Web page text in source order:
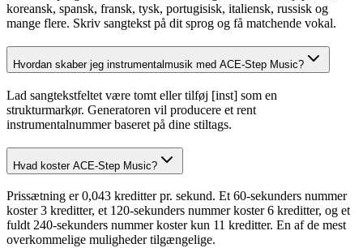
koreansk, spansk, fransk, tysk, portugisisk, italiensk, russisk og
mange flere. Skriv sangtekst på dit sprog og få matchende vokal.
Hvordan skaber jeg instrumentalmusik med ACE-Step Music?
Lad sangtekstfeltet være tomt eller tilføj [inst] som en
strukturmarkør. Generatoren vil producere et rent
instrumentalnummer baseret på dine stiltags.
Hvad koster ACE-Step Music?
Prissætning er 0,043 kreditter pr. sekund. Et 60-sekunders nummer
koster 3 kreditter, et 120-sekunders nummer koster 6 kreditter, og et
fuldt 240-sekunders nummer koster kun 11 kreditter. En af de mest
overkommelige muligheder tilgængelige.